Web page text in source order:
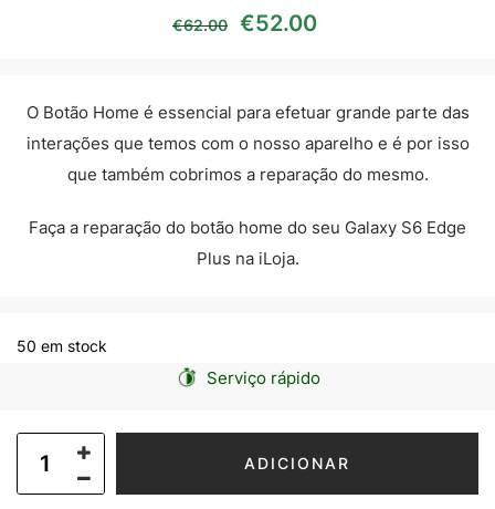
€62.00 O preço original era:
€52.00
O Botão Home é essencial para efetuar grande parte das
interações que temos com o nosso aparelho e é por isso
que também cobrimos a reparação do mesmo.
Faça a reparação do botão home do seu Galaxy S6 Edge
Plus na iLoja.
50 em stock
Serviço rápido
ADICIONAR